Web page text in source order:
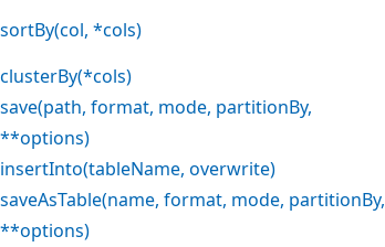
sortBy(col, *cols)
clusterBy(*cols)
save(path, format, mode, partitionBy,
**options)
insertInto(tableName, overwrite)
saveAsTable(name, format, mode, partitionBy,
**options)